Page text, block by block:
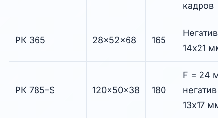
кадров
РК 365 28x52x68 165
Негатив
14x21
РК 785–S 120x50x38 180
F = 24
негатив
13x17